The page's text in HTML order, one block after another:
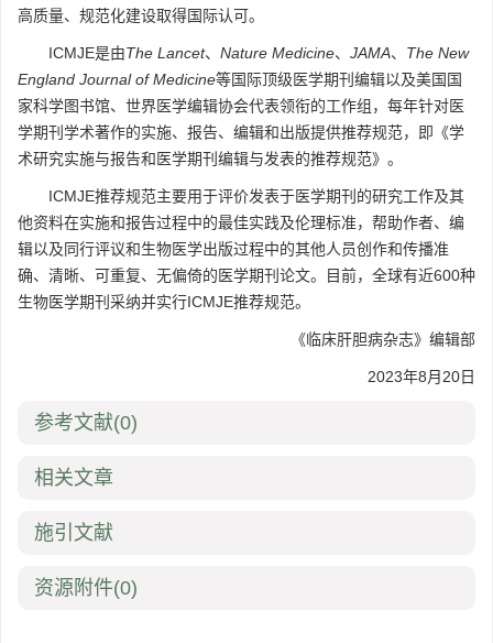
高质量、规范化建设取得国际认可。
ICMJE是由The Lancet、 Nature Medicine、 JAMA、 The New
England Journal of Medicine等国际顶级医学期刊编辑以及美国国
家科学图书馆、世界医学编辑协会代表领衔的工作组，每年针对医
学期刊学术著作的实施、报告、编辑和出版提供推荐规范，即《学
术研究实施与报告和医学期刊编辑与发表的推荐规范》。
ICMJE推荐规范主要用于评价发表于医学期刊的研究工作及其
他资料在实施和报告过程中的最佳实践及伦理标准，帮助作者、编
辑以及同行评议和生物医学出版过程中的其他人员创作和传播准
确、清晰、可重复、无偏倚的医学期刊论文。目前，全球有近600种
生物医学期刊采纳并实行ICMJE推荐规范。
《临床肝胆病杂志》编辑部
2023年8月20日
参考文献(0)
相关文章
施引文献
资源附件(0)